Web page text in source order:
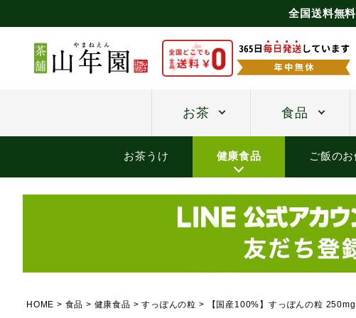
全国送料無
お茶 食品
お茶うけ 健康食品 ご飯のお
HOME 食品 健康食品 すっぽんの粒 【国産100%】すっぽんの粒